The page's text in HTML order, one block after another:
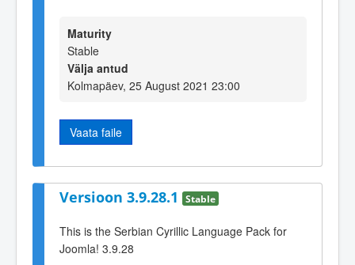
Maturity
Stable
Välja antud
Kolmapäev, 25 August 2021 23:00
Vaata faile
Versioon 3.9.28.1 Stable
This is the Serbian Cyrillic Language Pack for
Joomla! 3.9.28